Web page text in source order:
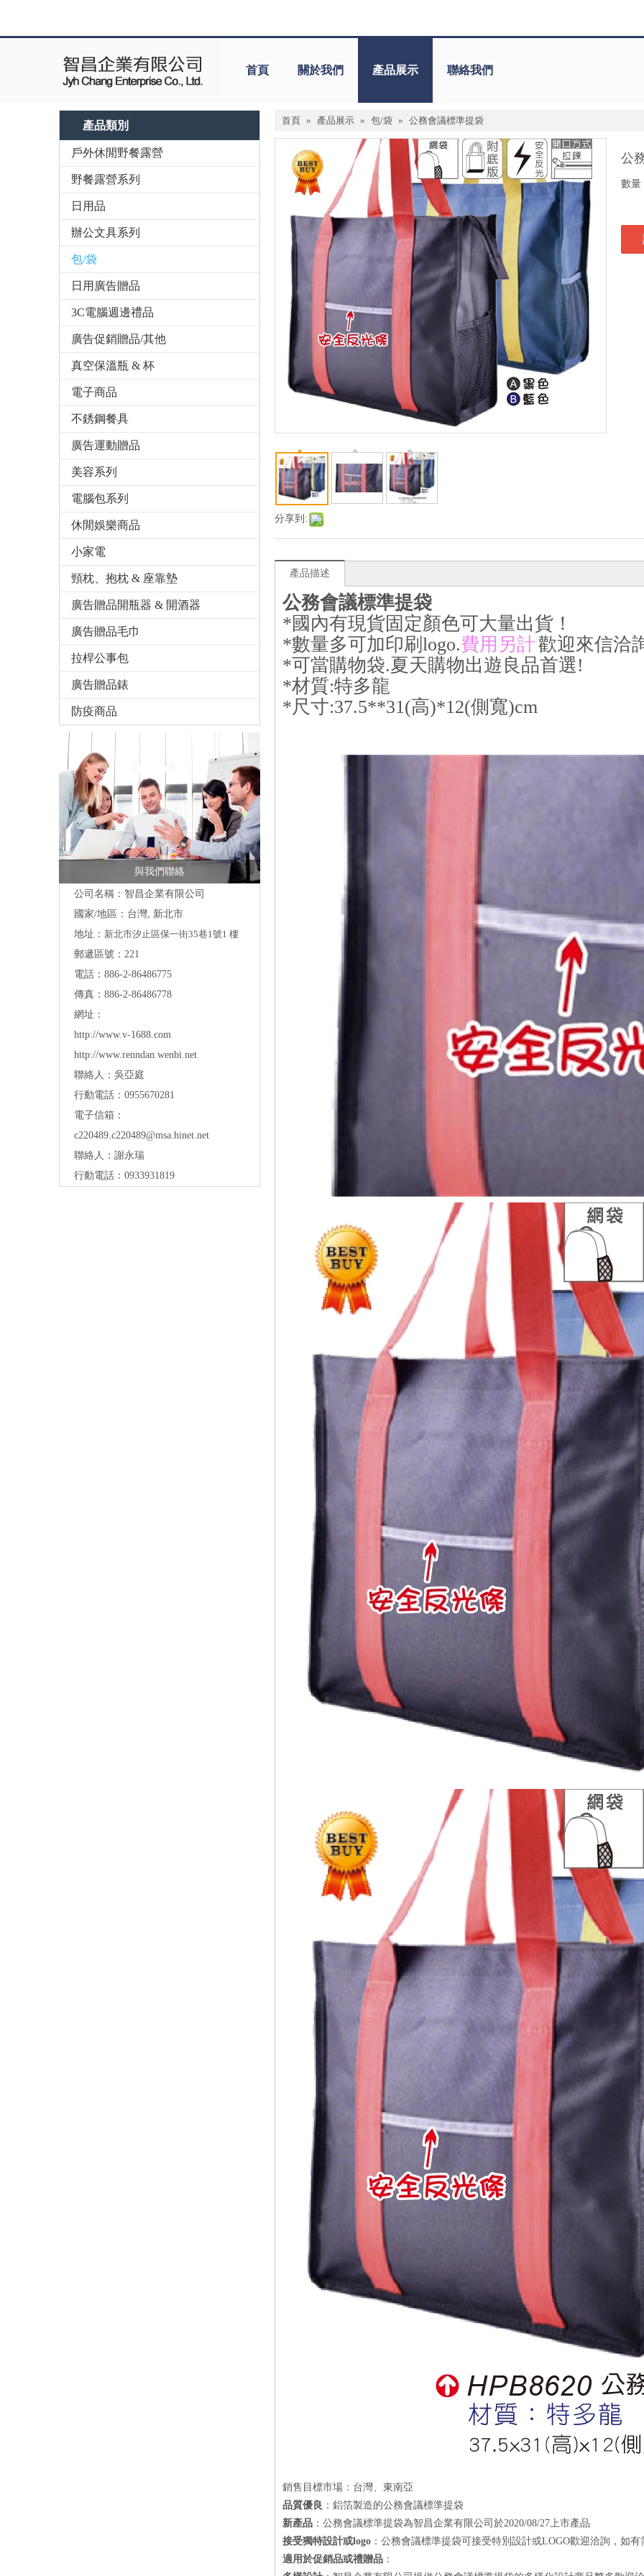
首頁 關於我們 產品展示 聯絡我們
產品類別
戶外休閒野餐露營
野餐露營系列
日用品
辦公文具系列
包/袋
日用廣告贈品
3C電腦週邊禮品
廣告促銷贈品/其他
真空保溫瓶 & 杯
電子商品
不銹鋼餐具
廣告運動贈品
美容系列
電腦包系列
休閒娛樂商品
小家電
頸枕、抱枕 & 座靠墊
廣告贈品開瓶器 & 開酒器
廣告贈品毛巾
拉桿公事包
廣告贈品錶
防疫商品
與我們聯絡
公司名稱：智昌企業有限公司
國家/地區：台灣, 新北市
地址： 新北市汐止區保一街35巷1號1 樓
郵遞區號：221
電話：886-2-86486775
傳真：886-2-86486778
網址：
http://www.v-1688.com
http://www.renndan.wenbi.net
聯絡人：吳亞庭
行動電話：0955670281
電子信箱：
c220489.c220489@msa.hinet.net
聯絡人：謝永瑞
行動電話：0933931819
首頁 » 產品展示 » 包/袋 » 公務會議標準提袋
分享到:
公
數量
產品描述
公務會議標準提袋
*國內有現貨固定顏色可大量出貨！
*數量多可加印刷logo.費用另計歡迎來信洽
*可當購物袋.夏天購物出遊良品首選!
*材質:特多龍
*尺寸:37.5**31(高)*12(側寬)cm
銷售目標市場：台灣、東南亞
品質優良 ：鋁箔製造的公務會議標準提袋
新產品 ：公務會議標準提袋為智昌企業有限公司於2020/08/27上市產品
接受獨特設計或logo ：公務會議標準提袋可接受特別設計或LOGO歡迎洽詢，如
適用於促銷品或禮贈品 ：